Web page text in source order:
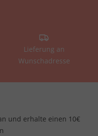
Lieferung an
Wunschadresse
und erhalte einen 10€